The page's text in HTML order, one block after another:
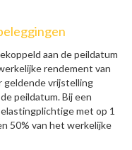
aan de peildatum
rendement van
geldende vrijstelling
peildatum. Bij een
met op 1
50% van het werkelijke